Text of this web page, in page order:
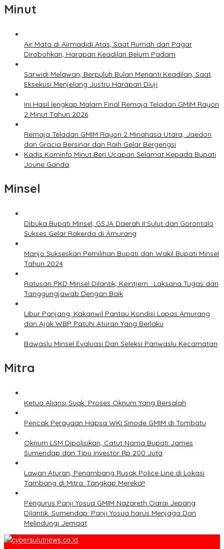
Minut
Air Mata di Airmadidi Atas, Saat Rumah dan Pagar
Dirobohkan, Harapan Keadilan Belum Padam
Sarwidi Melawan, Berpuluh Bulan Menanti Keadilan, Saat
Eksekusi Menjelang Justru Harapan Diuji
Ini Hasil lengkap Malam Final Remaja Teladan GMIM Rayon
2 Minut Tahun 2026
Remaja Teladan GMIM Rayon 2 Minahasa Utara, Jaedon
dan Gracia Bersinar dan Raih Gelar Bergengsi
Kadis Kominfo Minut Beri Ucapan Selamat Kepada Bupati
Joune Ganda
Minsel
Dibuka Bupati Minsel, GSJA Daerah II Sulut dan Gorontalo
Sukses Gelar Rakerda di Amurang
Marijo Sukseskan Pemilihan Bupati dan Wakil Bupati Minsel
Tahun 2024
Ratusan PKD Minsel Dilantik, Keintjem : Laksana Tugas dan
Tanggungjawab Dengan Baik
Libur Panjang, Kakanwil Pantau Kondisi Lapas Amurang
dan Ajak WBP Patuhi Aturan Yang Berlaku
Bawaslu Minsel Evaluasi Dan Seleksi Panwaslu Kecamatan
Mitra
Ketua Aliansi Suak: Proses Oknum Yang Bersalah
Pencak Perayaan Hapsa WKI Sinode GMIM di Tombatu
Oknum LSM Dipolisikan, Catut Nama Bupati James
Sumendap dan Tipu Investor Rp 200 Juta
Lawan Aturan, Penambang Rusak Police Line di Lokasi
Tambang di Mitra: Tangkap Mereka!!
Pengurus Panji Yosua GMIM Nazareth Oarai Jepang
Dilantik. Sumendap: Panji Yosua harus Menjaga Dan
Melindungi Jemaat